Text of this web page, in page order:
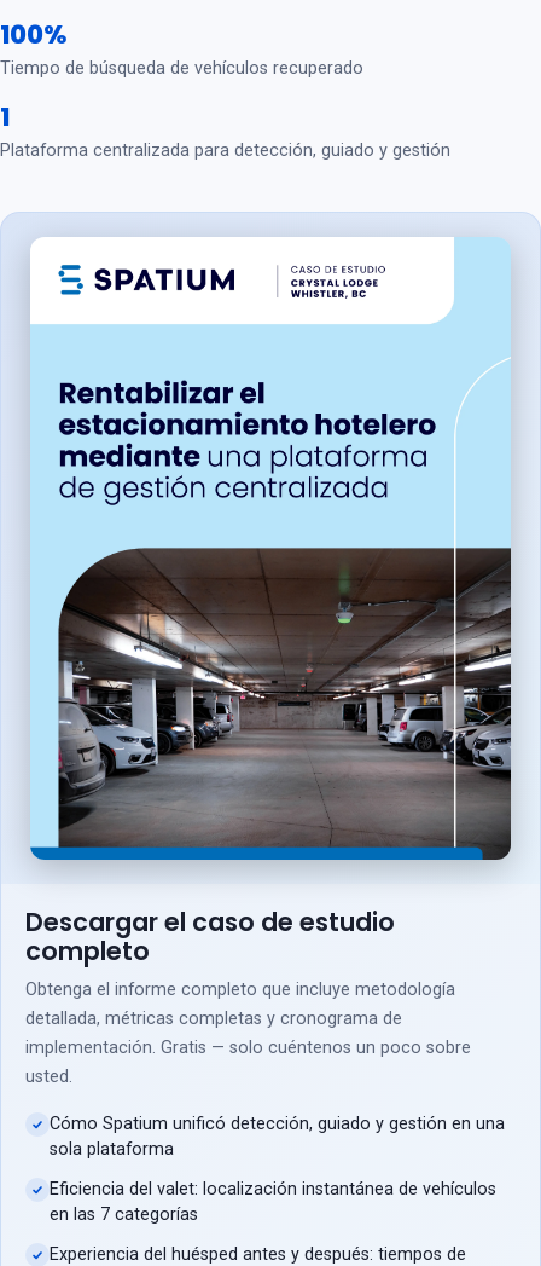
100%
Tiempo de búsqueda de vehículos recuperado
1
Plataforma centralizada para detección, guiado y gestión
Descargar el caso de estudio
completo
Obtenga el informe completo que incluye metodología
detallada, métricas completas y cronograma de
implementación. Gratis — solo cuéntenos un poco sobre
usted.
Cómo Spatium unificó detección, guiado y gestión en una
sola plataforma
Eficiencia del valet: localización instantánea de vehículos
en las 7 categorías
Experiencia del huésped antes y después: tiempos de